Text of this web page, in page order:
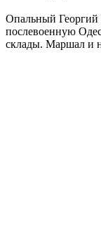
Опальный Георгий
послевоенную
склады. Маршал и